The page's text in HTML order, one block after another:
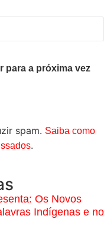
para a próxima vez
spam. Saiba como
.
Os Novos
Indígenas e no